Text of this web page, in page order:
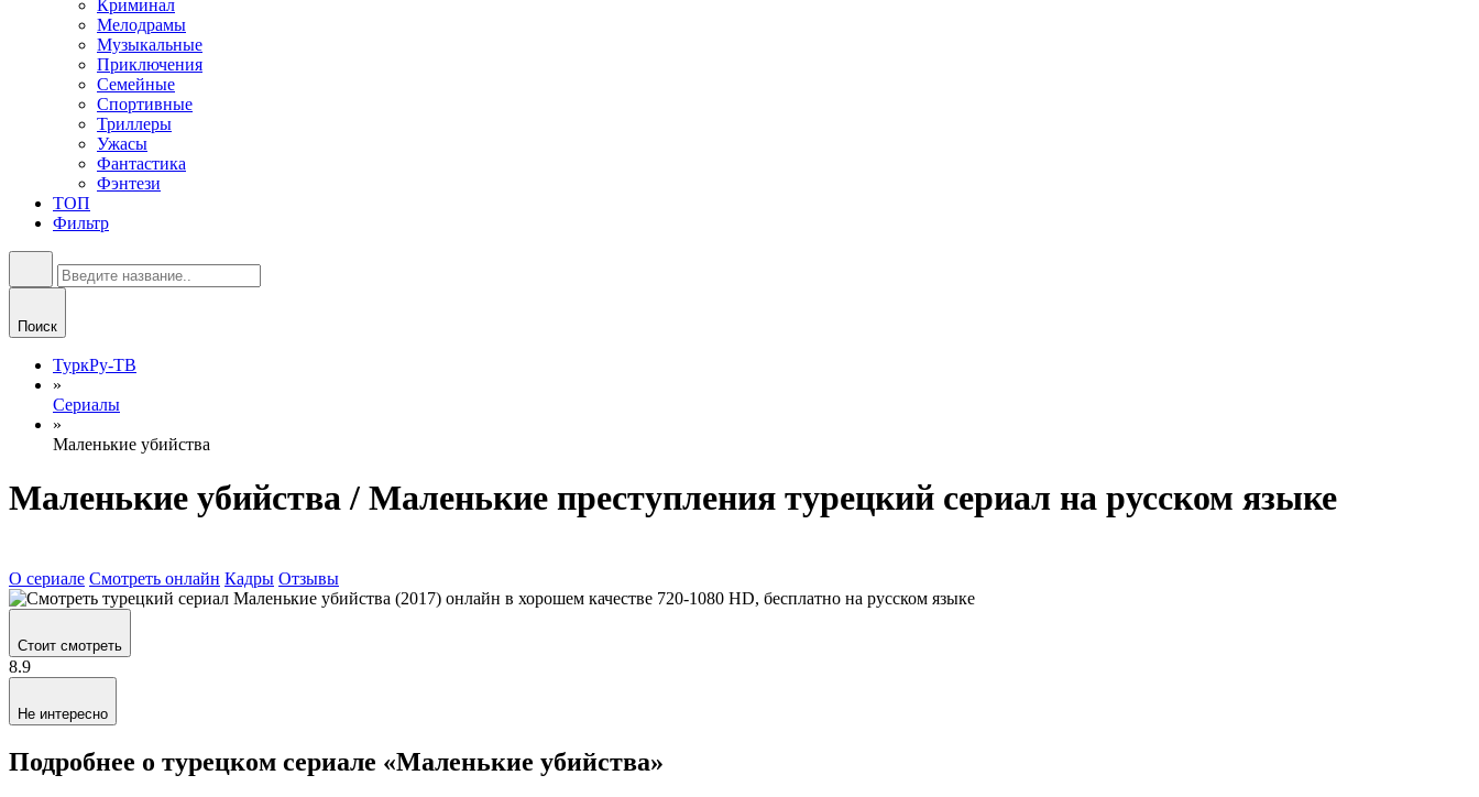
Криминал
Мелодрамы
Музыкальные
Приключения
Семейные
Спортивные
Триллеры
Ужасы
Фантастика
Фэнтези
ТОП
Фильтр
Поиск
ТуркРу-ТВ
»
Сериалы
»
Маленькие убийства
Маленькие убийства / Маленькие преступления турецкий сериал на русском языке
О сериале Смотреть онлайн Кадры Отзывы
Стоит смотреть
8.9
Не интересно
Подробнее о турецком сериале «Маленькие убийства»